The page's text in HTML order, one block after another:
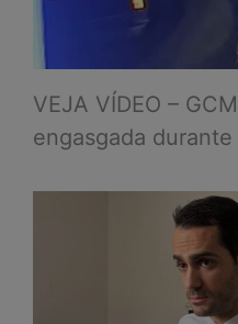
VEJA VÍDEO –
engasgada